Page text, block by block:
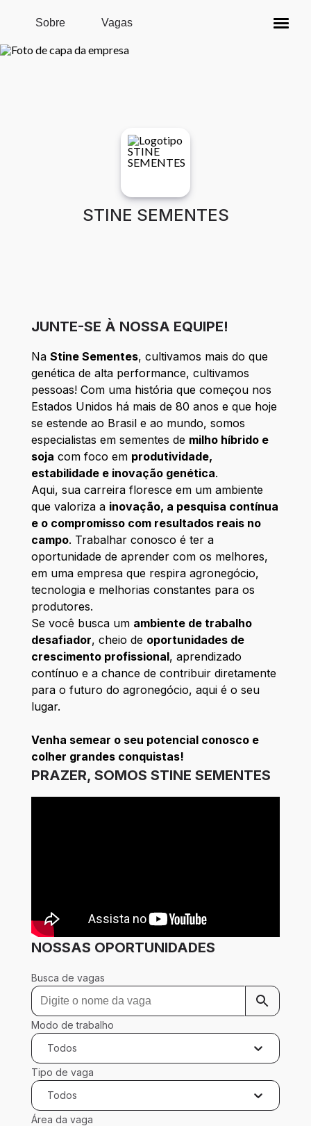
Pular para o conteúdo principal
Sobre Vagas
STINE SEMENTES
JUNTE-SE À NOSSA EQUIPE!
Na Stine Sementes, cultivamos mais do que
genética de alta performance, cultivamos
pessoas! Com uma história que começou nos
Estados Unidos há mais de 80 anos e que hoje
se estende ao Brasil e ao mundo, somos
especialistas em sementes de milho híbrido e
soja com foco em produtividade,
estabilidade e inovação genética.
Aqui, sua carreira floresce em um ambiente
que valoriza a inovação, a pesquisa contínua
e o compromisso com resultados reais no
campo. Trabalhar conosco é ter a
oportunidade de aprender com os melhores,
em uma empresa que respira agronegócio,
tecnologia e melhorias constantes para os
produtores.
Se você busca um ambiente de trabalho
desafiador, cheio de oportunidades de
crescimento profissional, aprendizado
contínuo e a chance de contribuir diretamente
para o futuro do agronegócio, aqui é o seu
lugar.
Venha semear o seu potencial conosco e
colher grandes conquistas!
PRAZER, SOMOS STINE SEMENTES
NOSSAS OPORTUNIDADES
Busca de vagas
Modo de trabalho
Todos
Tipo de vaga
Todos
Área da vaga